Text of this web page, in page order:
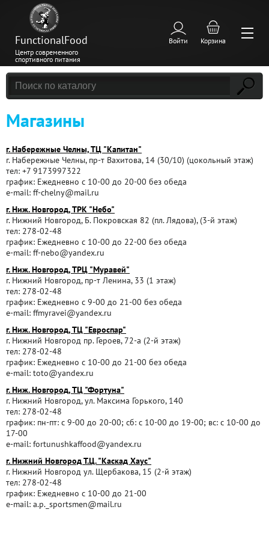
FunctionalFood
Центр современного
спортивного питания
Войти Корзина
Магазины
г. Набережные Челны, ТЦ "Капитан"
г. Набережные Челны, пр-т Вахитова, 14 (30/10) (цокольный этаж)
тел: +7 9173997322
график: Ежедневно с 10-00 до 20-00 без обеда
e-mail: ff-chelny@mail.ru
г. Ниж. Новгород, ТРК "Небо"
г. Нижний Новгород, Б. Покровская 82 (пл. Лядова), (3-й этаж)
тел: 278-02-48
график: Ежедневно с 10-00 до 22-00 без обеда
e-mail: ff-nebo@yandex.ru
г. Ниж. Новгород, ТРЦ "Муравей"
г. Нижний Новгород, пр-т Ленина, 33 (1 этаж)
тел: 278-02-48
график: Ежедневно с 9-00 до 21-00 без обеда
e-mail: ffmyravei@yandex.ru
г. Ниж. Новгород, ТЦ "Евроспар"
г. Нижний Новгород пр. Героев, 72-а (2-й этаж)
тел: 278-02-48
график: Ежедневно с 10-00 до 21-00 без обеда
e-mail: toto@yandex.ru
г. Ниж. Новгород, ТЦ "Фортуна"
г. Нижний Новгород, ул. Максима Горького, 140
тел: 278-02-48
график: пн-пт: с 9-00 до 20-00; сб: с 10-00 до 19-00; вс: с 10-00 до
17-00
e-mail: fortunushkaffood@yandex.ru
г. Нижний Новгород Т.Ц. "Каскад Хаус"
г. Нижний Новгород ул. Щербакова, 15 (2-й этаж)
тел: 278-02-48
график: Ежедневно с 10-00 до 21-00
e-mail: a.p._sportsmen@mail.ru